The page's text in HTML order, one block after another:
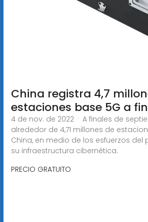
China registra 4,7
estaciones base 5G a
4 de nov. de 2022 · A finales de
alrededor de 4,71 millones de
China, en medio de los esfuerzos del
su infraestructura cibernética.
PRECIO GRATUITO